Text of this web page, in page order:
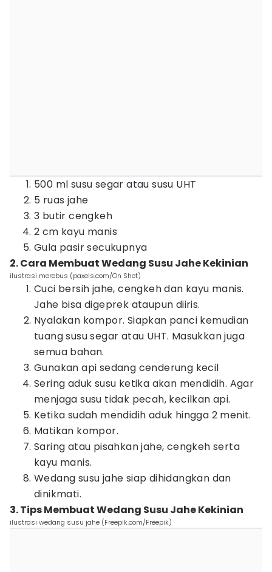
500 ml susu segar atau susu UHT
5 ruas jahe
3 butir cengkeh
2 cm kayu manis
Gula pasir secukupnya
2. Cara Membuat Wedang Susu Jahe Kekinian
ilustrasi merebus (paxels.com/On Shot)
Cuci bersih jahe, cengkeh dan kayu manis.
Jahe bisa digeprek ataupun diiris.
Nyalakan kompor. Siapkan panci kemudian
tuang susu segar atau UHT. Masukkan juga
semua bahan.
Gunakan api sedang cenderung kecil
Sering aduk susu ketika akan mendidih. Agar
menjaga susu tidak pecah, kecilkan api.
Ketika sudah mendidih aduk hingga 2 menit.
Matikan kompor.
Saring atau pisahkan jahe, cengkeh serta
kayu manis.
Wedang susu jahe siap dihidangkan dan
dinikmati.
3. Tips Membuat Wedang Susu Jahe Kekinian
ilustrasi wedang susu jahe (Freepik.com/Freepik)